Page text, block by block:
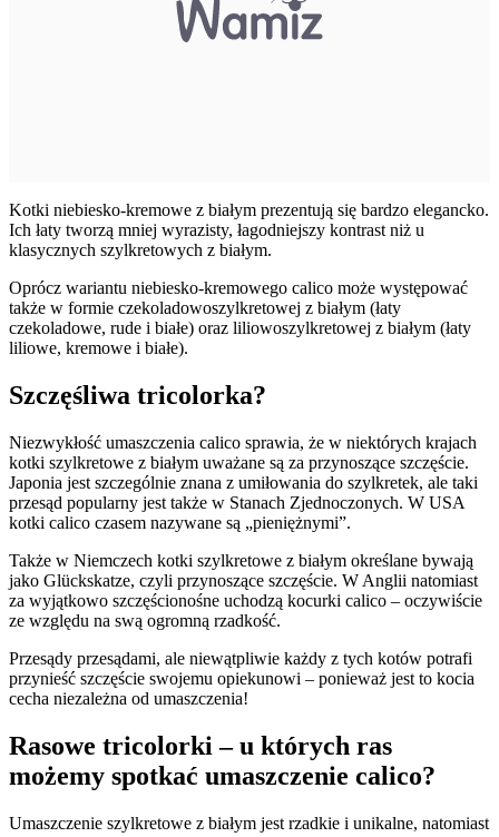
Kotki niebiesko-kremowe z białym prezentują się bardzo elegancko.
Ich łaty tworzą mniej wyrazisty, łagodniejszy kontrast niż u
klasycznych szylkretowych z białym.
Oprócz wariantu niebiesko-kremowego calico może występować
także w formie czekoladowoszylkretowej z białym (łaty
czekoladowe, rude i białe) oraz liliowoszylkretowej z białym (łaty
liliowe, kremowe i białe).
Szczęśliwa tricolorka?
Niezwykłość umaszczenia calico sprawia, że w niektórych krajach
kotki szylkretowe z białym uważane są za przynoszące szczęście.
Japonia jest szczególnie znana z umiłowania do szylkretek, ale taki
przesąd popularny jest także w Stanach Zjednoczonych. W USA
kotki calico czasem nazywane są „pieniężnymi”.
Także w Niemczech kotki szylkretowe z białym określane bywają
jako Glückskatze, czyli przynoszące szczęście. W Anglii natomiast
za wyjątkowo szczęścionośne uchodzą kocurki calico – oczywiście
ze względu na swą ogromną rzadkość.
Przesądy przesądami, ale niewątpliwie każdy z tych kotów potrafi
przynieść szczęście swojemu opiekunowi – ponieważ jest to kocia
cecha niezależna od umaszczenia!
Rasowe tricolorki – u których ras
możemy spotkać umaszczenie calico?
Umaszczenie szylkretowe z białym jest rzadkie i unikalne, natomiast